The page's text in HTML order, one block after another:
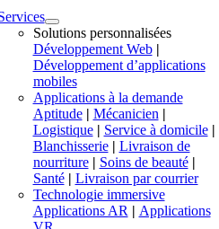
Solutions personnalisées
Développement Web|
Développement d’applications
mobiles
Applications à la demande
Aptitude| Mécanicien|
Logistique| Service à domicile|
Blanchisserie | Livraison de
nourriture | Soins de beauté |
Santé | Livraison par courrier
Technologie immersive
Applications AR| Applications